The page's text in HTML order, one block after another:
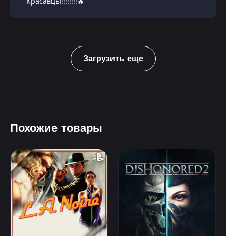
Загрузить еще
Похожие товары